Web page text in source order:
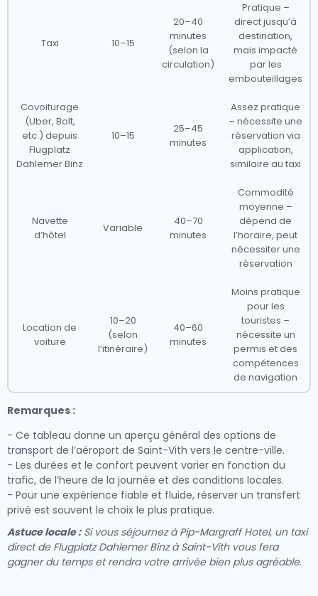
Taxi 10–15
20–40
minutes
(selon la
circulation)
Pratique –
direct jusqu’à
destination,
mais impacté
par les
embouteillages
Covoiturage
(Uber, Bolt,
etc.) depuis
Flugplatz
Dahlemer Binz
10–15
25–45
minutes
Assez pratique
– nécessite une
réservation via
application,
similaire au taxi
Navette
d’hôtel
Variable
40–70
minutes
Commodité
moyenne –
dépend de
l’horaire, peut
nécessiter une
réservation
Location de
voiture
10–20
(selon
l’itinéraire)
40–60
minutes
Moins pratique
pour les
touristes –
nécessite un
permis et des
compétences
de navigation
Remarques :
- Ce tableau donne un aperçu général des options de
transport de l’aéroport de Saint-Vith vers le centre-ville.
- Les durées et le confort peuvent varier en fonction du
trafic, de l’heure de la journée et des conditions locales.
- Pour une expérience fiable et fluide, réserver un transfert
privé est souvent le choix le plus pratique.
Astuce locale :Si vous séjournez à Pip-Margraff Hotel, un taxi
direct de Flugplatz Dahlemer Binz à Saint-Vith vous fera
gagner du temps et rendra votre arrivée bien plus agréable.